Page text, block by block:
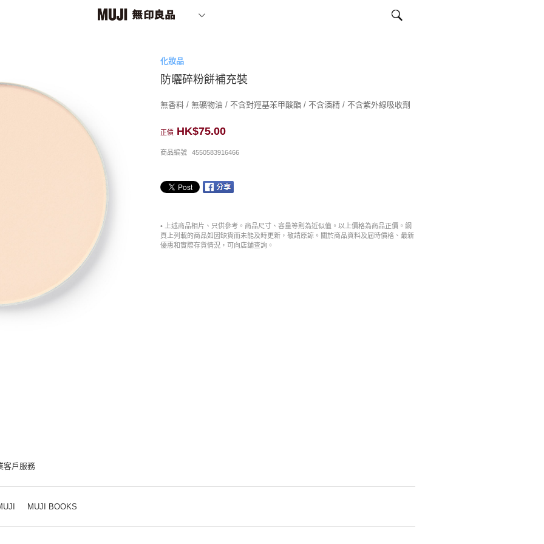
化妝品
防曬碎粉餅補充裝
無香料 / 無礦物油 / 不含對羥基苯甲酸酯 / 不含酒精 / 不含紫外線吸收劑
正價 HK$75.00
商品編號 4550583916466
• 上述商品相片、只供參考。商品尺寸、容量等則為近似值。以上價格為商品正價。網
頁上列載的商品如因缺貨而未能及時更新，敬請原諒。關於商品資料及屆時價格、最新
優惠和實際存貨情況，可向店舖查詢。
客戶服務
MUJI BOOKS